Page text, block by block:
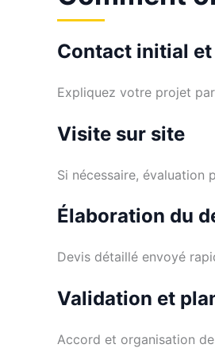
Contact initial
Expliquez votre projet
Visite sur site
Si nécessaire, évaluation
Élaboration du
Devis détaillé envoyé
Validation et
Accord et organisation